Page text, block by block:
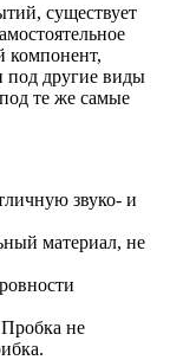
существует
компонент,
под другие виды
те же самые
звуко- и
материал, не
не